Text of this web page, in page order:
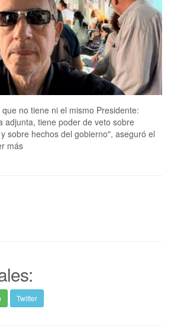
no tiene ni el mismo Presidente:
adjunta, tiene poder de veto sobre
sobre hechos del gobierno", aseguró el
más
Twitter